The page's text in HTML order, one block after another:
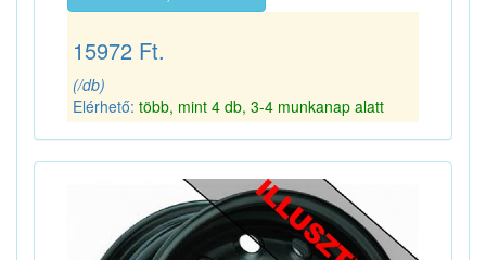
15972 Ft.
(/db)
Elérhető: több, mint 4 db, 3-4 munkanap alatt